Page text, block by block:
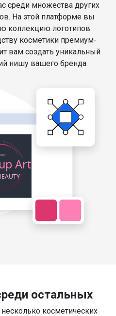
среди множества других
На этой платформе вы
коллекцию логотипов
косметики премиум-
вам создать уникальный
нишу вашего бренда.
остальных
косметических